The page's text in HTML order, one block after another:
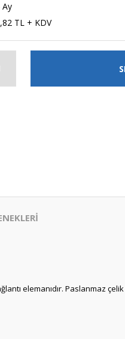
Ay
TL + KDV
elemanıdır. Paslanmaz